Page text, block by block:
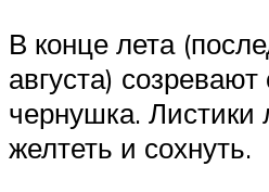
В конце лета
августа)
чернушка. Листики
желтеть и сохнуть.